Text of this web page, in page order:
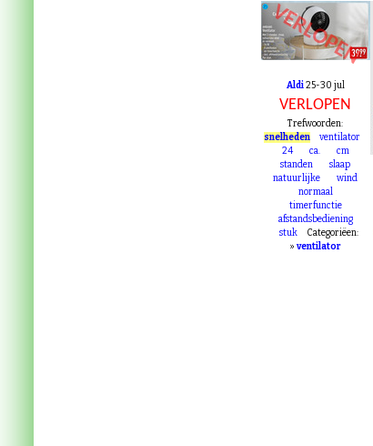
VERLOPEN
Aldi25-30 jul
VERLOPEN
Trefwoorden:
snelheden
ventilator
24
ca.
cm
standen
slaap
natuurlijke
wind
normaal
timerfunctie
afstandsbediening
stuk
Categoriëen:
»ventilator